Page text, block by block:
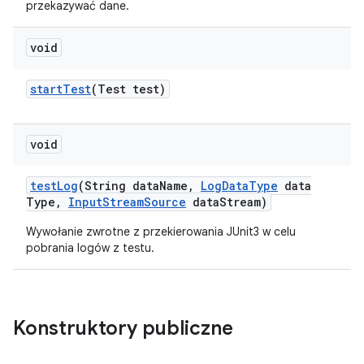
przekazywać dane.
void
startTest(Test test)
void
testLog(String dataName , LogDataType data
Type , InputStreamSource dataStream)
Wywołanie zwrotne z przekierowania JUnit3 w celu
pobrania logów z testu.
Konstruktory publiczne